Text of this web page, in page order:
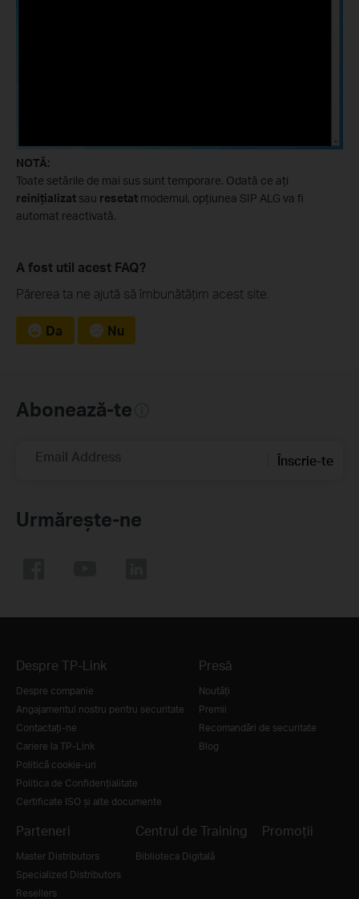
NOTĂ:
Toate setările de mai sus sunt temporare. Odată ce aţi
reiniţializat sau resetat modemul, opţiunea SIP ALG va fi
automat reactivată.
A fost util acest FAQ?
Părerea ta ne ajută să îmbunătățim acest site.
Da Nu
Abonează-te
Email Address Înscrie-te
Urmărește-ne
Despre TP-Link
Despre companie
Angajamentul nostru pentru securitate
Contactați-ne
Cariere la TP-Link
Politică cookie-uri
Politica de Confidențialitate
Certificate ISO și alte documente
Presă
Noutăţi
Premii
Recomandări de securitate
Blog
Parteneri
Master Distributors
Specialized Distributors
Resellers
Centrul de Training
Biblioteca Digitală
Promoții